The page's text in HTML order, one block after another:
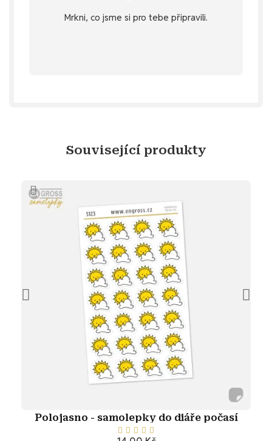
Mrkni, co jsme si pro tebe připravili.
Související produkty
Polojasno - samolepky do diáře počasí
    